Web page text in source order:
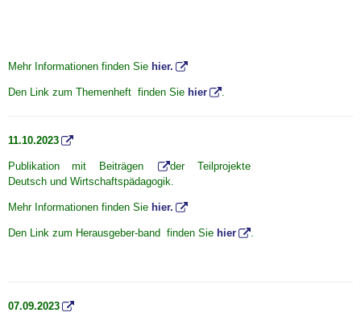
Mehr Informationen finden Sie hier.
Den Link zum Themenheft finden Sie hier .
11.10.2023
Publikation mit Beiträgen
der Teilprojekte
Deutsch und Wirtschaftspädagogik.
Mehr Informationen finden Sie hier.
Den Link zum Herausgeber-band finden Sie hier .
07.09.2023